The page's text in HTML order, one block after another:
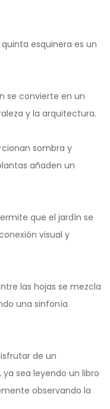
esquinera es un
se convierte en un
y la arquitectura.
sombra y
añaden un
que el jardín se
visual y
las hojas se mezcla
una sinfonía
de un
sea leyendo un libro
observando la